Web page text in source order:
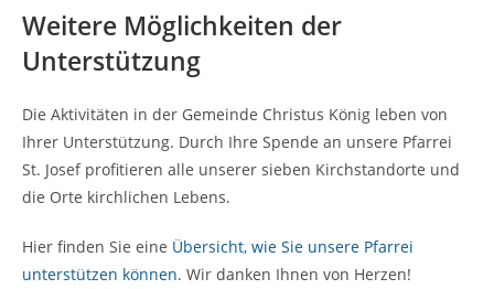
Weitere Möglichkeiten der
Unterstützung
Die Aktivitäten in der Gemeinde Christus König leben von
Ihrer Unterstützung. Durch Ihre Spende an unsere Pfarrei
St. Josef profitieren alle unserer sieben Kirchstandorte und
die Orte kirchlichen Lebens.
Hier finden Sie eine Übersicht, wie Sie unsere Pfarrei
unterstützen können. Wir danken Ihnen von Herzen!